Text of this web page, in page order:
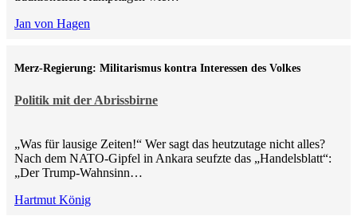
Jan von Hagen
Politik mit der Abrissbirne
Merz-Regierung: Militarismus kontra Inte­ressen des Volkes
„Was für lausige Zeiten!“ Wer sagt das heutzutage nicht alles?
Nach dem NATO-Gipfel in Ankara seufzte das „Handelsblatt“:
„Der Trump-Wahnsinn…
Hartmut König